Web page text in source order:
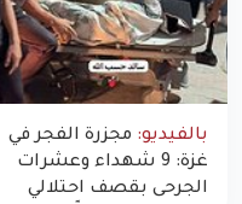
بالفيديو: مجزرة الفجر في
غزة: 9 شهداء وعشرات
الجرحى بقصف احتلالي